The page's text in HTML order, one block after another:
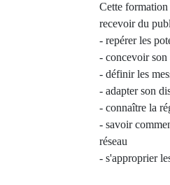
Cette formation
recevoir du
- repérer les
- concevoir son
- définir les
- adapter son
- connaître la
- savoir
réseau
- s'approprier